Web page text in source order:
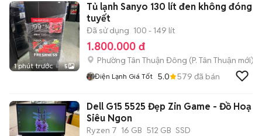
1 phút trước 5
Tủ lạnh Sanyo 130 lít đen không đóng
tuyết
Đã sử dụng 100 - 149 lít
1.800.000 đ
Phường Tân Thuận Đông (P. Tân Thuận mới)
Điện Lạnh Giá Tốt 5.0 579 đã bán
Dell G15 5525 Đẹp Zin Game - Đồ Hoạ
Siêu Ngon
Ryzen 7 16 GB 512 GB SSD